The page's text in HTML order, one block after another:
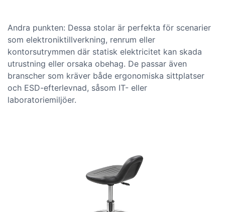
Andra punkten: Dessa stolar är perfekta för scenarier
som elektroniktillverkning, renrum eller
kontorsutrymmen där statisk elektricitet kan skada
utrustning eller orsaka obehag. De passar även
branscher som kräver både ergonomiska sittplatser
och ESD-efterlevnad, såsom IT- eller
laboratoriemiljöer.